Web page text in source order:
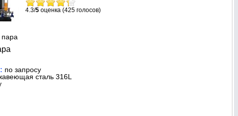
4.3/5 оценка (425 голосов)
пара
по запросу
сталь 316L